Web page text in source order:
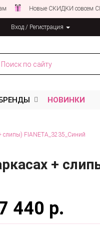
Новые СКИДКИ совсем СКОРО!
Вход / Регистрация
НОВИНКИ
слипы) FIANETA_3235_Синий
+
440 р.